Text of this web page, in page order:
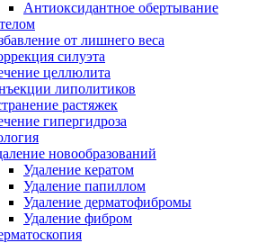
Антиоксидантное обертывание
от лишнего веса
силуэта
целлюлита
липолитиков
растяжек
гипергидроза
новообразований
Удаление кератом
Удаление папиллом
Удаление дерматофибромы
Удаление фибром